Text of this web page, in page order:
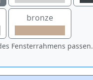
bronze
Fensterrahmens passen.